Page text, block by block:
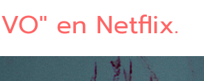
en Netflix.